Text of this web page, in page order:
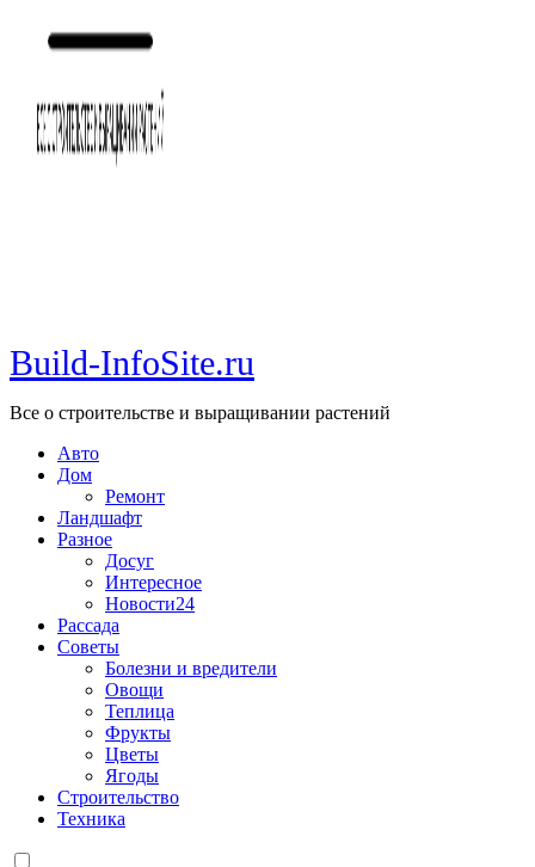
Build-InfoSite.ru
Все о строительстве и выращивании растений
Авто
Дом
Ремонт
Ландшафт
Разное
Досуг
Интересное
Новости24
Рассада
Советы
Болезни и вредители
Овощи
Теплица
Фрукты
Цветы
Ягоды
Строительство
Техника